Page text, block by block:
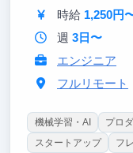
時給 1,250円
週 3日〜
エンジニア
フルリモート
機械学習・AI プロ
スタートアップ
フ